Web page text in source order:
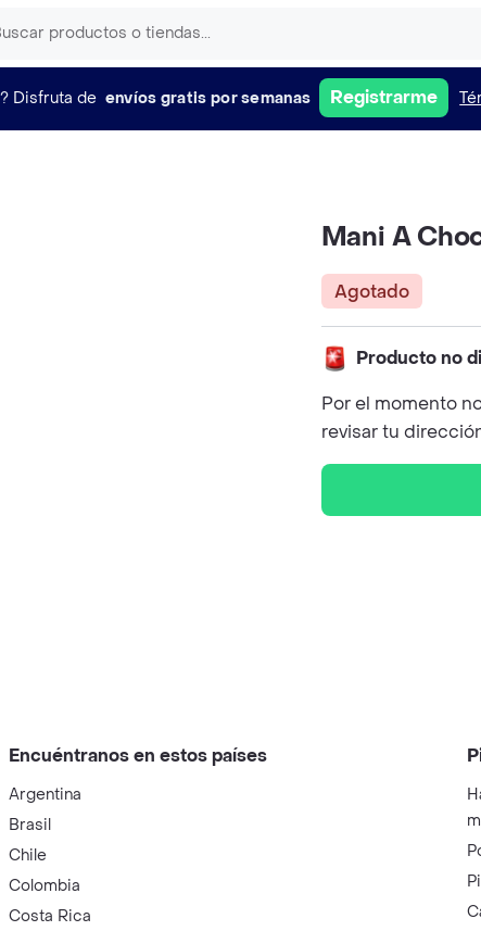
Disfruta de envíos gratis por semanas Registrarme
Mani A
Agotado
Producto no
Por el momento
revisar tu
Encuéntranos en estos países
Argentina
Brasil
Chile
Colombia
Costa Rica